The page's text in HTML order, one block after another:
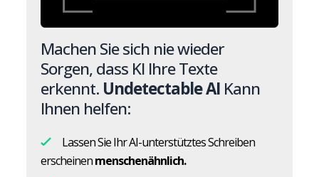
Machen Sie sich nie wieder
Sorgen, dass KI Ihre Texte
erkennt. Undetectable AI Kann
Ihnen helfen:
Lassen Sie Ihr AI-unterstütztes Schreiben
erscheinenmenschenähnlich.